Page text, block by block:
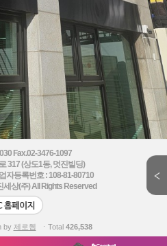
Fax.02-3476-1097
317 (상도1동, 멋진빌딩)
등록번호 : 108-81-80710
세상(주) All Rights Reserved
by 제로웹 ㆍTotal 426,538